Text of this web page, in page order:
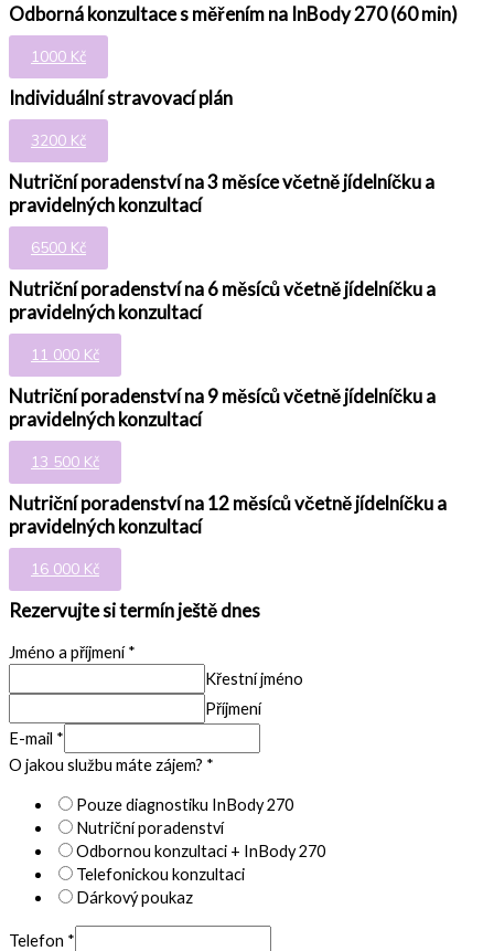
Odborná konzultace s měřením na InBody 270 (60 min)
1000 Kč
Individuální stravovací plán
3200 Kč
Nutriční poradenství na 3 měsíce včetně jídelníčku a
pravidelných konzultací
6500 Kč
Nutriční poradenství na 6 měsíců včetně jídelníčku a
pravidelných konzultací
11 000 Kč
Nutriční poradenství na 9 měsíců včetně jídelníčku a
pravidelných konzultací
13 500 Kč
Nutriční poradenství na 12 měsíců včetně jídelníčku a
pravidelných konzultací
16 000 Kč
Rezervujte si termín ještě dnes
Jméno a příjmení*
Křestní jméno
Příjmení
E-mail *
O jakou službu máte zájem? *
Pouze diagnostiku InBody 270
Nutriční poradenství
Odbornou konzultaci + InBody 270
Telefonickou konzultaci
Dárkový poukaz
Telefon *